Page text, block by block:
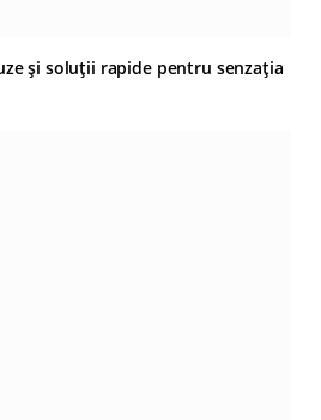
și soluții rapide pentru senzația